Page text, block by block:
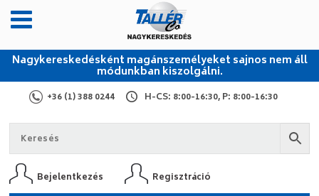
Nagykereskedésként magánszemélyeket sajnos nem áll
módunkban kiszolgálni.
+36 (1) 388 0244 H-CS: 8:00-16:30, P: 8:00-16:30
Bejelentkezés Regisztráció